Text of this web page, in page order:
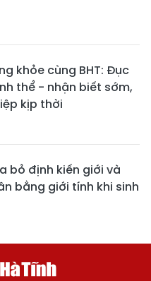
khỏe cùng BHT: Đục
thể - nhận biết sớm,
kịp thời
bỏ định kiến giới và
bằng giới tính khi sinh